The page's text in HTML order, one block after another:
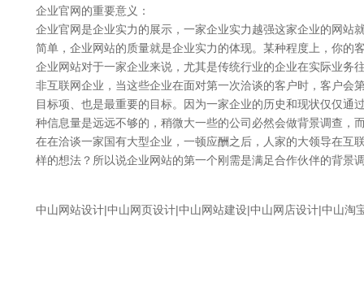
企业官网的重要意义：
企业官网是企业实力的展示，一家企业实力越强这家企业的网站
简单，企业网站的质量就是企业实力的体现。某种程度上，你的
企业网站对于一家企业来说，尤其是传统行业的企业在实际业务
非互联网企业，当这些企业在面对第一次洽谈的客户时，客户会
目标项、也是最重要的目标。因为一家企业的历史和现状仅仅
种信息量是远远不够的，稍微大一些的公司必然会做背景调查，
在在洽谈一家国有大型企业，一顿应酬之后，人家的大领导在互
样的想法？所以说企业网站的第一个刚需是满足合作伙伴的背景
中山网站设计|中山网页设计|中山网站建设|中山网店设计|中山淘